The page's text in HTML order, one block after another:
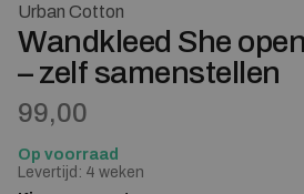
Urban Cotton
Wandkleed She
– zelf samenstellen
99,00
Op voorraad
Levertijd: 4 weken